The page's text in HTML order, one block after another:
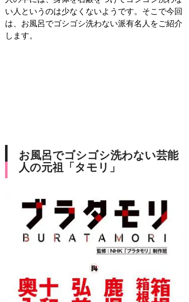
い人というのは少なくないようです。そこで今回
は、お風呂でゴシゴシ洗わない派有名人をご紹介
します。
お風呂でゴシゴシ洗わない芸能
人の元祖「タモリ」